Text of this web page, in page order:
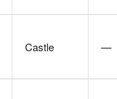
Castle —